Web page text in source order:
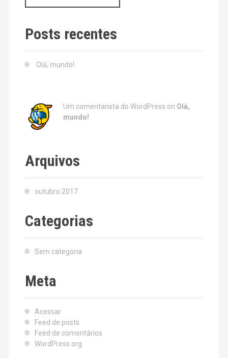
a
c
h
Posts recentes
Olá, mundo!
Um comentarista do WordPress on Olá,
mundo!
Arquivos
outubro 2017
Categorias
Sem categoria
Meta
Acessar
Feed de posts
Feed de comentários
WordPress.org